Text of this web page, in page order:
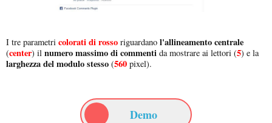
I tre parametri colorati di rosso riguardano l'allineamento centrale
(center) il numero massimo di commenti da mostrare ai lettori (5) e la
larghezza del modulo stesso (560 pixel).
Demo